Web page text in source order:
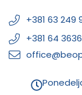
+381 63 249
+381 64